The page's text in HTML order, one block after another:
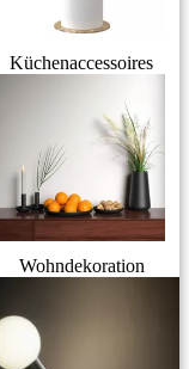
Küchenaccessoires
Wohndekoration